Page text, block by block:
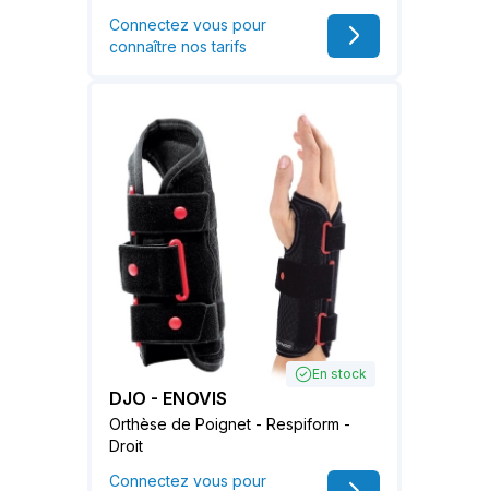
Connectez vous pour
connaître nos tarifs
En stock
DJO - ENOVIS
Orthèse de Poignet - Respiform -
Droit
Connectez vous pour